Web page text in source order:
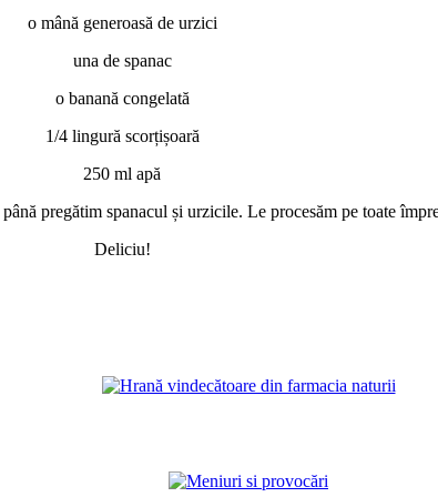
o mână generoasă de urzici
una de spanac
o banană congelată
1/4 lingură scorțișoară
250 ml apă
pregătim spanacul și urzicile. Le procesăm pe toate
Deliciu!